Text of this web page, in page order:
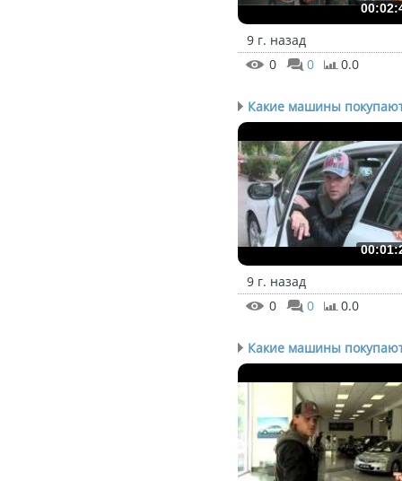
9 г. назад
0
0 0.0
Какие машины
9 г. назад
0
0 0.0
Какие машины